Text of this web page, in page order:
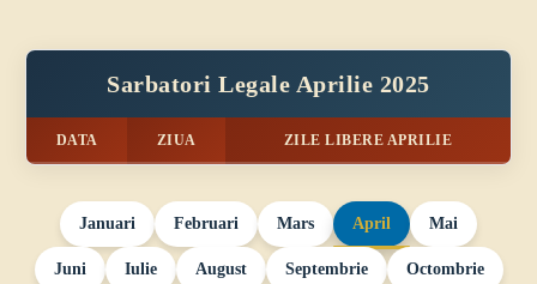
Sarbatori Legale Aprilie 2025
DATA ZIUA ZILE LIBERE APRILIE
Januari Februari Mars April Mai
Juni Iulie August Septembrie Octombrie